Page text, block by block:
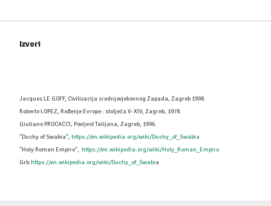
Izvori
Jacques LE GOFF, Civilizacija srednjovjekovnog Zapada, Zagreb 1998.
Roberto LOPEZ, Rođenje Evrope : stoljeća V-XIV, Zagreb, 1978.
Giuliano PROCACCI, Povijest Talijana, Zagreb, 1996.
''Duchy of Swabia'', https://en.wikipedia.org/wiki/Duchy_of_Swabia
''Holy Roman Empire'', https://en.wikipedia.org/wiki/Holy_Roman_Empire
Grb:https://en.wikipedia.org/wiki/Duchy_of_Swabia